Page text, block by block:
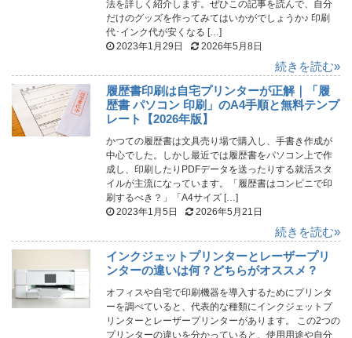
法を詳しく紹介します。ぜひこの記事を読んで、自分
だけのグッズを作ってみてはいかがでしょうか♪ 印刷
代･インク代が安くなる […]
2023年1月29日
2026年5月8日
続きを読む»
履歴書印刷は自宅プリンターが正解｜「履
歴書 パソコン 印刷」のA4手順と無料テンプ
レート【2026年版】
かつての履歴書は文具売り場で購入し、手書き作成が
中心でした。しかし最近では履歴書をパソコン上で作
成し、印刷したりPDFデータを送ったりする就活スタ
イルが主流になっています。「履歴書はコンビニで印
刷するべき？」「A4サイズ […]
2023年1月5日
2026年5月21日
続きを読む»
インクジェットプリンターとレーザープリ
ンターの違いは何？どちらがオススメ？
オフィスや自宅で印刷機器を導入するためにプリンタ
ーを調べていると、代表的な種類にインクジェットプ
リンターとレーザープリンターがあります。 この2つの
プリンターの違いを分かっていると、使用用途や自分